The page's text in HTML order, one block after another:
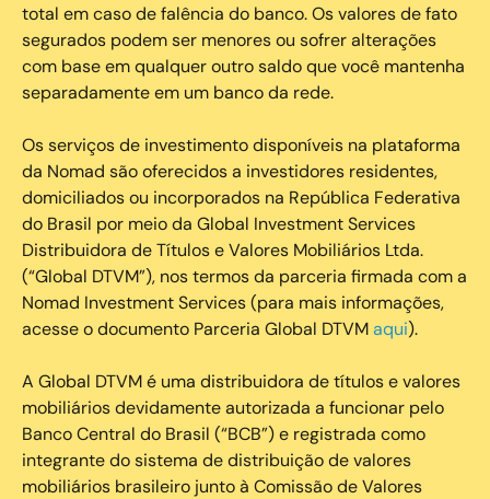
total em caso de falência do banco. Os valores de fato
segurados podem ser menores ou sofrer alterações
com base em qualquer outro saldo que você mantenha
separadamente em um banco da rede.
Os serviços de investimento disponíveis na plataforma
da Nomad são oferecidos a investidores residentes,
domiciliados ou incorporados na República Federativa
do Brasil por meio da Global Investment Services
Distribuidora de Títulos e Valores Mobiliários Ltda.
(“Global DTVM”), nos termos da parceria firmada com a
Nomad Investment Services (para mais informações,
acesse o documento Parceria Global DTVMaqui).
A Global DTVM é uma distribuidora de títulos e valores
mobiliários devidamente autorizada a funcionar pelo
Banco Central do Brasil (“BCB”) e registrada como
integrante do sistema de distribuição de valores
mobiliários brasileiro junto à Comissão de Valores